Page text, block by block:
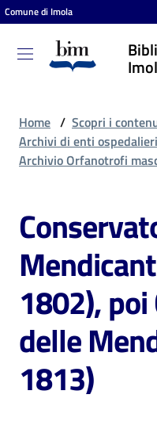
Vai al contenuto
Vai alla navigazione
Vai al footer
Comune di Imola
Biblioteca
comunale
Cosa
puoi
fare
Scopri
contenuti
Home / Scopri i
Archivi di enti
Archivio Orfanotrofi
1802),
delle
1813)